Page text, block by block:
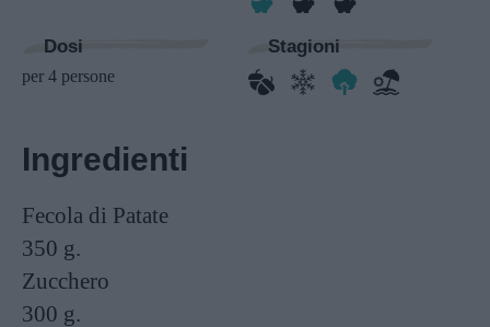
Dosi
per 4 persone
Stagioni
Ingredienti
Fecola di Patate
350 g.
Zucchero
300 g.